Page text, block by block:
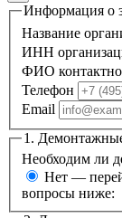
Информация о
Название
ИНН
ФИО
Телефон
Email
1.
Необходим ли
Нет —
вопросы ниже: